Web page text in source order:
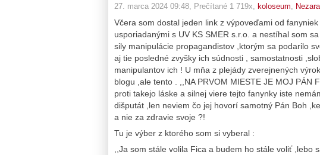
27. marca 2024 09:48 , Prečítané 1 719x, koloseum
Včera som dostal jeden link z výpoveďami od
usporiadanými s UV KS SMER s.r.o. a nestíhal som
sily manipulácie propagandistov ,ktorým sa podarilo
aj tie posledné zvyšky ich súdnosti , samostatnosti
manipulantov ich ! U mňa z plejády zverejnených
blogu ,ale tento . ,,NA PRVOM MIESTE JE MOJ PÁN
proti takejo láske a silnej viere tejto fanynky iste
dišputát ,len neviem čo jej hovorí samotný Pán Boh
a nie za zdravie svoje ?!
Tu je výber z ktorého som si vyberal :
,,Ja som stále volila Fica a budem ho stále voliť ,lebo